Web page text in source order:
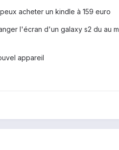
acheter un kindle à 159 euro
l'écran d'un galaxy s2 du au
appareil